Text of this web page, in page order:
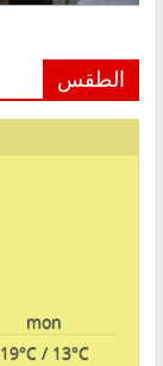
الطقس
mon
19°C/ 13°C